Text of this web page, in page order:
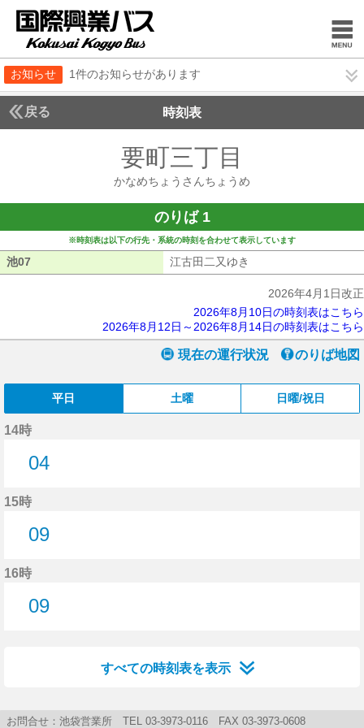
お知らせ 1件のお知らせがあります
戻る 時刻表
要町三丁目
かなめちょうさんちょうめ
のりば 1
※時刻表は以下の行先・系統の時刻を合わせて表示しています
池07 江古田二又ゆき
2026年4月1日改正
2026年8月10日の時刻表はこちら
2026年8月12日～2026年8月14日の時刻表はこちら
現在の運行状況 のりば地図
平日 土曜 日曜/祝日
14時
04
15時
09
16時
09
すべての時刻表を表示
お問合せ：池袋営業所 TEL 03-3973-0116 FAX 03-3973-0608